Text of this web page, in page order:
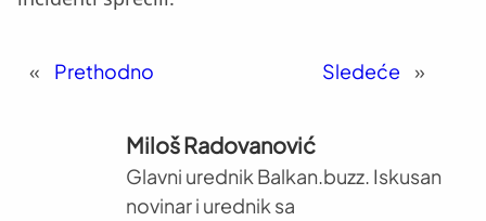
« Prethodno Sledeće »
Miloš Radovanović
Glavni urednik Balkan.buzz. Iskusan
novinar i urednik sa